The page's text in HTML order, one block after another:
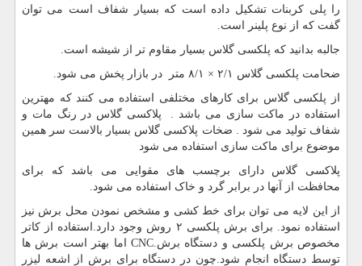
را پلی کربنات تشکیل داده است که بسیار شفاف است می توان
گفت که از نوع پلینر است.
جالبه بدانید که پلکسی گلاس بسیار مقاوم تر از شیشه است.
ضحامت پلکسی گلاس ۲/۱ × ۸/۱ متر در بازار پخش می شود.
از پلکسی گلاس برای کارهای مختلفی استفاده می کنند که مهترین
استفاده در ماکت سازی می باشد . پلاکسی گلاس در رنگ مات و
شفاف تولید می شود . ضخات پلاکسی گلاس بسیار بالاست سر همین
موضوع برای ماکت سازی استفاده می شود
پلاکسی گلاس دارای برچسب های مقوایی می باشد که برای
محافظت از آنها در برابر گرد و خاک استفاده می شود.
از این لایه می توان برای خط کشی و مشخص نمودن محل برش نیز
استفاده نمود. برای برش پلکسی ۲ روش وجود دارد.استفاده از کاتر
مخصوص برش پلکسی و دستگاه برش CNC. اما بهتر است برش ها
توسط دستگاه انجام شود.چون در دستگاه برای برش از اشعه لیزر